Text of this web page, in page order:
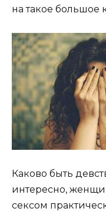
на такое большое
Каково быть
интересно,
сексом